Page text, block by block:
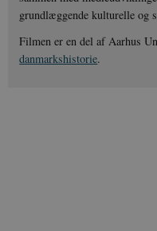
grundlæggende kulturelle og
Filmen er en del af Aarhus
danmarkshistorie.